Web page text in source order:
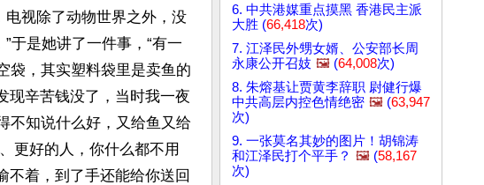
电视除了动物世界之外，没
于是她讲了一件事，“有一
袋，其实塑料袋里是卖鱼的
现辛苦钱没了，当时我一夜
不知说什么好，又给鱼又给
更好的人，你什么都不用
不着，到了手还能给你送回
6. 中共港媒重点摸黑 香港民主派
大胜 (66,418次)
7. 江泽民外甥女婿、公安部长周
永康公开召妓 🖼️ (64,008次)
8. 朱熔基让贾黄李辞职 尉健行爆
中共高层内控色情绝密 🖼️ (63,947
次)
9. 一张莫名其妙的图片！胡锦涛
和江泽民打个平手？ 🖼️ (58,167
次)